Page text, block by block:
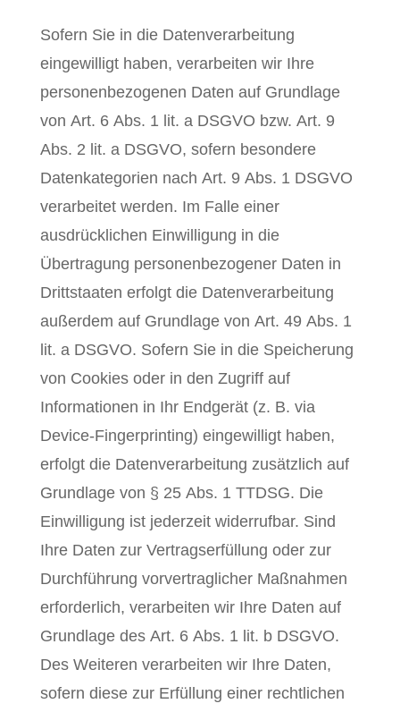
Sofern Sie in die Datenverarbeitung
eingewilligt haben, verarbeiten wir Ihre
personenbezogenen Daten auf Grundlage
von Art. 6 Abs. 1 lit. a DSGVO bzw. Art. 9
Abs. 2 lit. a DSGVO, sofern besondere
Datenkategorien nach Art. 9 Abs. 1 DSGVO
verarbeitet werden. Im Falle einer
ausdrücklichen Einwilligung in die
Übertragung personenbezogener Daten in
Drittstaaten erfolgt die Datenverarbeitung
außerdem auf Grundlage von Art. 49 Abs. 1
lit. a DSGVO. Sofern Sie in die Speicherung
von Cookies oder in den Zugriff auf
Informationen in Ihr Endgerät (z. B. via
Device-Fingerprinting) eingewilligt haben,
erfolgt die Datenverarbeitung zusätzlich auf
Grundlage von § 25 Abs. 1 TTDSG. Die
Einwilligung ist jederzeit widerrufbar. Sind
Ihre Daten zur Vertragserfüllung oder zur
Durchführung vorvertraglicher Maßnahmen
erforderlich, verarbeiten wir Ihre Daten auf
Grundlage des Art. 6 Abs. 1 lit. b DSGVO.
Des Weiteren verarbeiten wir Ihre Daten,
sofern diese zur Erfüllung einer rechtlichen